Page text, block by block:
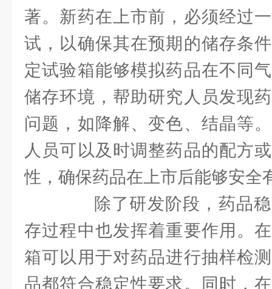
著。新药在上市前，必须经过
试，以确保其在预期的储存条
定试验箱能够模拟药品在不同
储存环境，帮助研究人员发现
问题，如降解、变色、结晶等
人员可以及时调整药品的配方
性，确保药品在上市后能够安全
除了研发阶段，药品稳
存过程中也发挥着重要作用。
箱可以用于对药品进行抽样检
品都符合稳定性要求。同时，